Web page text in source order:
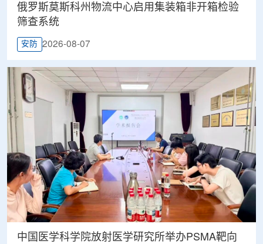
俄罗斯莫斯科州物流中心启用集装箱非开箱检验
筛查系统
安防 2026-08-07
中国医学科学院放射医学研究所举办PSMA靶向